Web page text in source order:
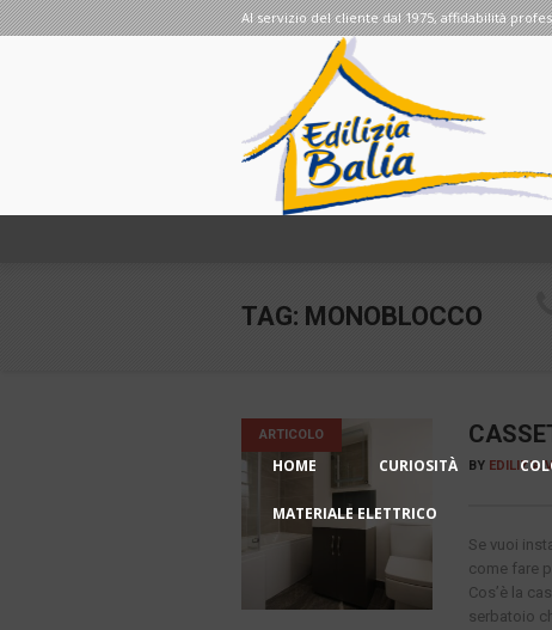
Al servizio del cliente dal 1975, affidabilità
HOME CURIOSITÀ
MATERIALE ELETTRICO
TAG: MONOBLOCCO
ARTICOLO
BY EDILIZIA
Se vuoi
come fare
Cos’è la
serbatoio